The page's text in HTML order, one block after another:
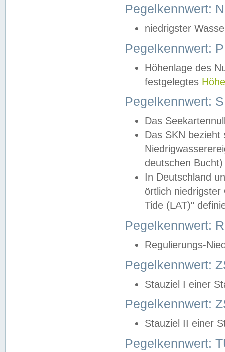
Pegelkennwert:
niedrigster
Pegelkennwert:
Höhenlage des
festgelegtes
Pegelkennwert:
Das
Das SKN
deutschen
In Deutschland
örtlich
Tide (LAT)"
Pegelkennwert:
Regulierungs-
Pegelkennwert:
Stauziel I einer
Pegelkennwert:
Stauziel II einer
Pegelkennwert: